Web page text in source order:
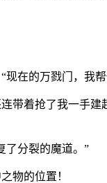
在的万戮门，我
带着抢了我一
了分裂的魔道。”
物的位置！